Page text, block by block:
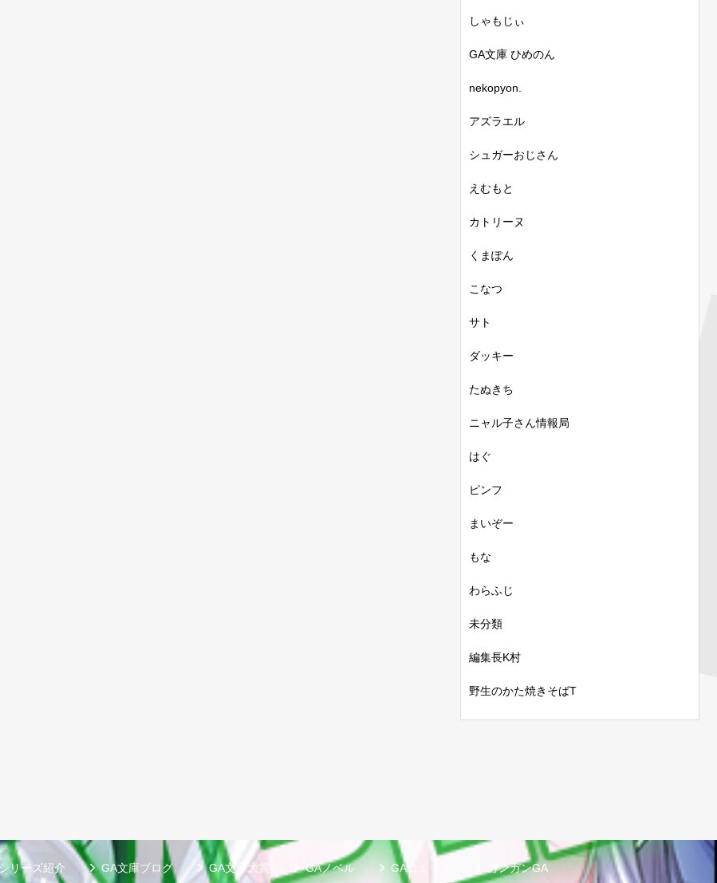
しゃもじぃ
GA文庫 ひめのん
nekopyon.
アズラエル
シュガーおじさん
えむもと
カトリーヌ
くまぽん
こなつ
サト
ダッキー
たぬきち
ニャル子さん情報局
はぐ
ピンフ
まいぞー
もな
わらふじ
未分類
編集長K村
野生のかた焼きそばT
リーズ紹介 GA文庫ブログ GA文庫大賞 GAノベル GAコミック ガンガンGA